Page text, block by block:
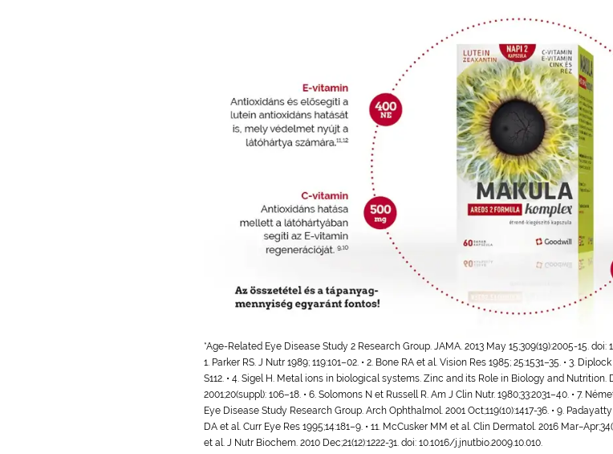
*Age-Related Eye Disease Study 2 Research Group. JAMA. 2013 May 15;309(19):2005-15. doi:
1. Parker RS. J Nutr 1989; 119:101–02. • 2. Bone RA et al. Vision Res 1985; 25:1531–35. • 3.
S112. • 4. Sigel H. Metal ions in biological systems. Zinc and its Role in Biology and Nutrition.
2001;20(suppl): 106–18. • 6. Solomons N et Russell R. Am J Clin Nutr. 1980;33:2031–40. • 7.
Eye Disease Study Research Group. Arch Ophthalmol. 2001 Oct;119(10):1417-36. • 9.
DA et al. Curr Eye Res 1995;14:181–9. • 11. McCusker MM et al. Clin Dermatol. 2016
et al. J Nutr Biochem. 2010 Dec;21(12):1222-31. doi: 10.1016/j.jnutbio.2009.10.010.